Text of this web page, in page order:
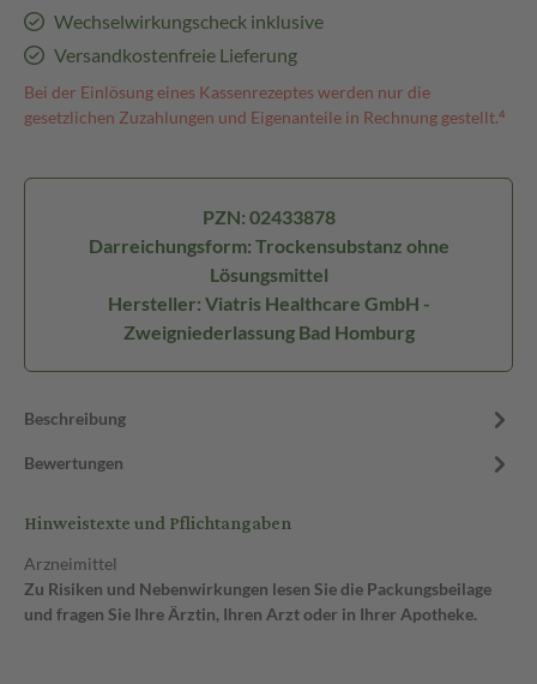
Wechselwirkungscheck inklusive
Versandkostenfreie Lieferung
Bei der Einlösung eines Kassenrezeptes werden nur die
gesetzlichen Zuzahlungen und Eigenanteile in Rechnung gestellt.⁴
PZN: 02433878
Darreichungsform: Trockensubstanz ohne
Lösungsmittel
Hersteller: Viatris Healthcare GmbH -
Zweigniederlassung Bad Homburg
Beschreibung
Bewertungen
Hinweistexte und Pflichtangaben
Arzneimittel
Zu Risiken und Nebenwirkungen lesen Sie die Packungsbeilage
und fragen Sie Ihre Ärztin, Ihren Arzt oder in Ihrer Apotheke.